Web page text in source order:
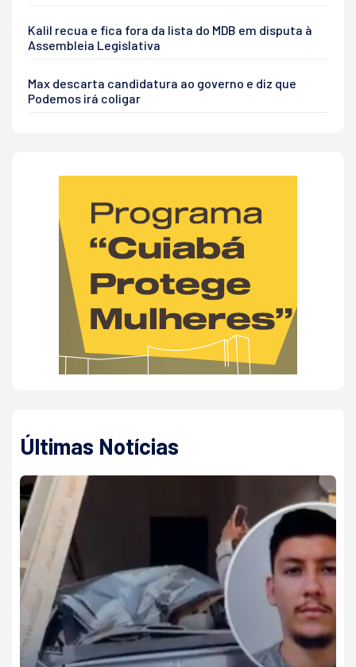
Kalil recua e fica fora da lista do MDB em disputa à
Assembleia Legislativa
Max descarta candidatura ao governo e diz que
Podemos irá coligar
Últimas Notícias